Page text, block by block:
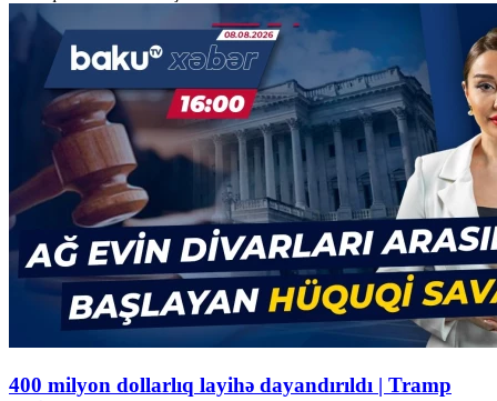
400 milyon dollarlıq layihə dayandırıldı | Tramp